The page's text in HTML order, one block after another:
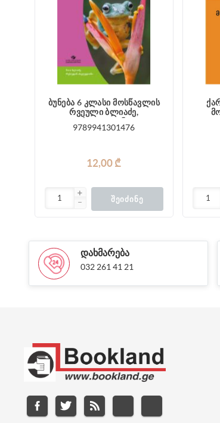
ბუნება 6 კლასი მოსწავლის
რვეული ბლიაძე,
9789941301476
12,00 ₾
ᲨᲔᲘᲫᲘᲜᲔ
ᲓᲐᲮᲛᲐᲠᲔᲑᲐ
032 261 41 21